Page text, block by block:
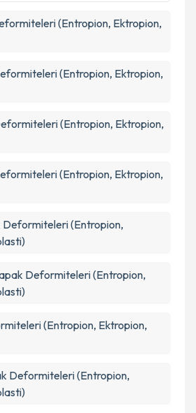
(Entropion, Ektropion,
(Entropion, Ektropion,
(Entropion, Ektropion,
(Entropion, Ektropion,
Deformiteleri (Entropion,
Deformiteleri (Entropion,
(Entropion, Ektropion,
Deformiteleri (Entropion,